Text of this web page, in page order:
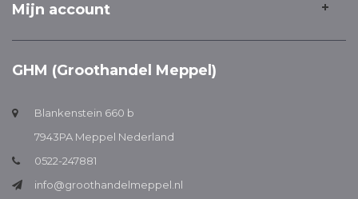
Mijn account
GHM (Groothandel Meppel)
Blankenstein 660 b
7943PA Meppel Nederland
0522-247881
info@groothandelmeppel.nl